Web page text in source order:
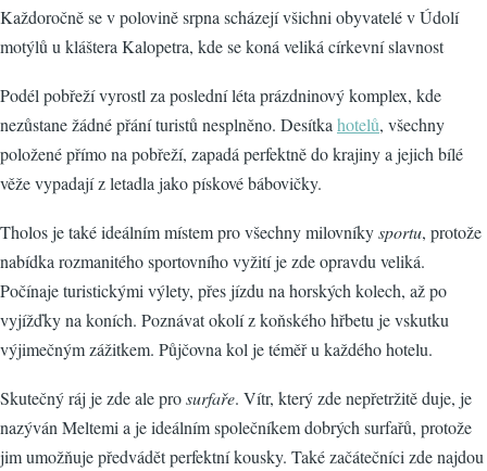
Každoročně se v polovině srpna scházejí všichni obyvatelé v Údolí
motýlů u kláštera Kalopetra, kde se koná veliká církevní slavnost
Podél pobřeží vyrostl za poslední léta prázdninový komplex, kde
nezůstane žádné přání turistů nesplněno. Desítka hotelů, všechny
položené přímo na pobřeží, zapadá perfektně do krajiny a jejich bílé
věže vypadají z letadla jako pískové bábovičky.
Tholos je také ideálním místem pro všechny milovníkysportu, protože
nabídka rozmanitého sportovního vyžití je zde opravdu veliká.
Počínaje turistickými výlety, přes jízdu na horských kolech, až po
vyjížďky na koních. Poznávat okolí z koňského hřbetu je vskutku
výjimečným zážitkem. Půjčovna kol je téměř u každého hotelu.
Skutečný ráj je zde ale prosurfaře. Vítr, který zde nepřetržitě duje, je
nazýván Meltemi a je ideálním společníkem dobrých surfařů, protože
jim umožňuje předvádět perfektní kousky. Také začátečníci zde najdou